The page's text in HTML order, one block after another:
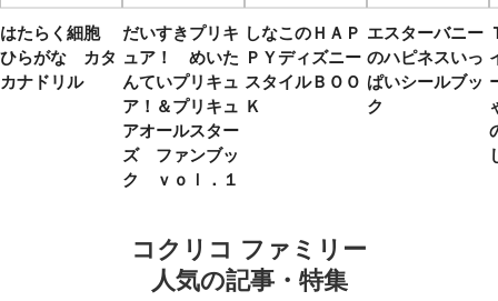
はたらく細胞
ひらがな カタ
カナドリル
だいすきプリキ
ュア！ めいた
んていプリキュ
ア！＆プリキュ
アオールスター
ズ ファンブッ
ク ｖｏｌ．１
しなこのＨＡＰ
ＰＹディズニー
スタイルＢＯＯ
Ｋ
エスターバニー
のハピネスいっ
ぱいシールブッ
ク
コクリコ ファミリー
人気の記事・特集